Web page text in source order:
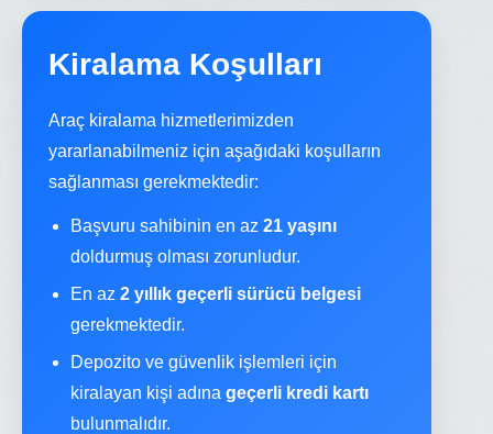
Kiralama Koşulları
Araç kiralama hizmetlerimizden
yararlanabilmeniz için aşağıdaki koşulların
sağlanması gerekmektedir:
Başvuru sahibinin en az 21 yaşını
doldurmuş olması zorunludur.
En az 2 yıllık geçerli sürücü belgesi
gerekmektedir.
Depozito ve güvenlik işlemleri için
kiralayan kişi adına geçerli kredi kartı
bulunmalıdır.